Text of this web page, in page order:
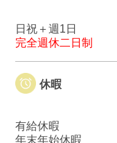
日祝＋週1日
完全週休二日制
休暇
有給休暇
年末年始休暇